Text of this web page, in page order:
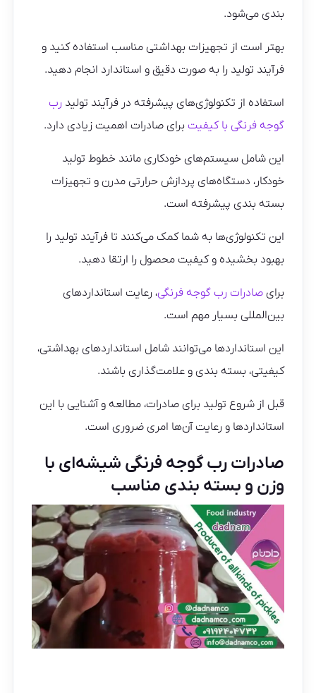
بندی می‌شود.
بهتر است از تجهیزات بهداشتی مناسب استفاده کنید و
فرآیند تولید را به صورت دقیق و استاندارد انجام دهید.
استفاده از تکنولوژی‌های پیشرفته در فرآیند تولید رب
گوجه فرنگی با کیفیت برای صادرات اهمیت زیادی دارد.
این شامل سیستم‌های خودکاری مانند خطوط تولید
خودکار، دستگاه‌های پردازش حرارتی مدرن و تجهیزات
بسته بندی پیشرفته است.
این تکنولوژی‌ها به شما کمک می‌کنند تا فرآیند تولید را
بهبود بخشیده و کیفیت محصول را ارتقا دهید.
برایصادرات رب گوجه فرنگی، رعایت استانداردهای
بین‌المللی بسیار مهم است.
این استانداردها می‌توانند شامل استانداردهای بهداشتی،
کیفیتی، بسته بندی و علامت‌گذاری باشند.
قبل از شروع تولید برای صادرات، مطالعه و آشنایی با این
استانداردها و رعایت آن‌ها امری ضروری است.
صادرات رب گوجه فرنگی شیشه‌ای با
وزن و بسته بندی مناسب